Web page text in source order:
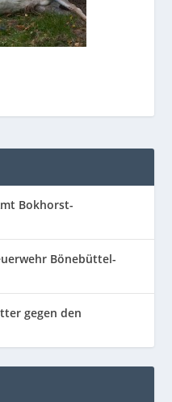
Bokhorst-
Bönebüttel-
gegen den